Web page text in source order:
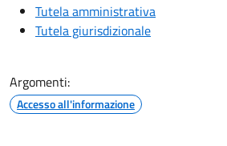
Tutela amministrativa
Tutela giurisdizionale
Argomenti:
Accesso all'informazione